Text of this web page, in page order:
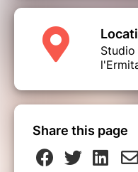
Share this page